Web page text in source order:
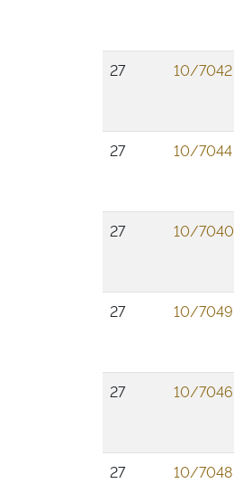
27
10/7042
27
10/7044
27
10/7040
27
10/7049
27
10/7046
27
10/7048